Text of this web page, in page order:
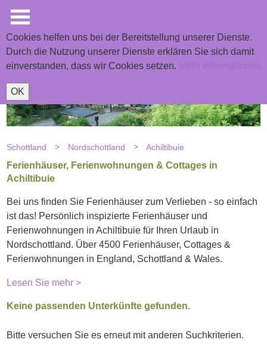
Cookies helfen uns bei der Bereitstellung unserer Dienste.
Durch die Nutzung unserer Dienste erklären Sie sich damit
einverstanden, dass wir Cookies setzen.
OK
Schottland Nordschottland Achiltibuie
Ferienhäuser, Ferienwohnungen & Cottages in
Achiltibuie
Bei uns finden Sie Ferienhäuser zum Verlieben - so einfach
ist das! Persönlich inspizierte Ferienhäuser und
Ferienwohnungen in Achiltibuie für Ihren Urlaub in
Nordschottland. Über 4500 Ferienhäuser, Cottages &
Ferienwohnungen in England, Schottland & Wales.
Lesen Sie mehr >
Keine passenden Unterkünfte gefunden.
Bitte versuchen Sie es erneut mit anderen Suchkriterien.